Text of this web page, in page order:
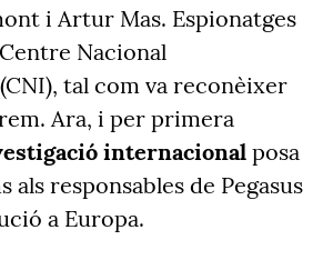
i Artur Mas. Espionatges
Nacional
tal com va reconèixer
Ara, i per primera
internacionalposa
als responsables de Pegasus
a Europa.